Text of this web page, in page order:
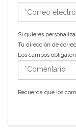
*Correo
electrónico
Si quieres
Tu dirección de
Los campos
*Comentario
Recuerda que los